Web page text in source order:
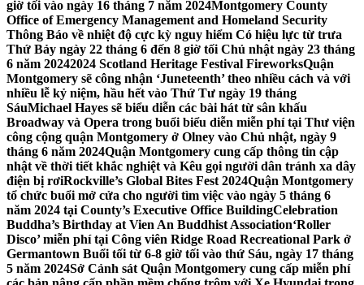
giờ tối vào ngày 16 tháng 7 năm 2024Montgomery County
Office of Emergency Management and Homeland Security
Thông Báo về nhiệt độ cực kỳ nguy hiểm Có hiệu lực từ trưa
Thứ Bảy ngày 22 tháng 6 đến 8 giờ tối Chủ nhật ngày 23 tháng
6 năm 20242024 Scotland Heritage Festival FireworksQuận
Montgomery sẽ công nhận ‘Juneteenth’ theo nhiều cách và với
nhiều lễ kỷ niệm, hầu hết vào Thứ Tư ngày 19 tháng
SáuMichael Hayes sẽ biểu diễn các bài hát từ sân khấu
Broadway và Opera trong buổi biểu diễn miễn phí tại Thư viện
công cộng quận Montgomery ở Olney vào Chủ nhật, ngày 9
tháng 6 năm 2024Quận Montgomery cung cấp thông tin cập
nhật về thời tiết khắc nghiệt và Kêu gọi người dân tránh xa dây
điện bị rơiRockville’s Global Bites Fest 2024Quận Montgomery
tổ chức buổi mở cửa cho người tìm việc vào ngày 5 tháng 6
năm 2024 tại County’s Executive Office BuildingCelebration
Buddha’s Birthday at Vien An Buddhist Association‘Roller
Disco’ miễn phí tại Công viên Ridge Road Recreational Park ở
Germantown Buổi tối từ 6-8 giờ tối vào thứ Sáu, ngày 17 tháng
5 năm 2024Sở Cảnh sát Quận Montgomery cung cấp miễn phí